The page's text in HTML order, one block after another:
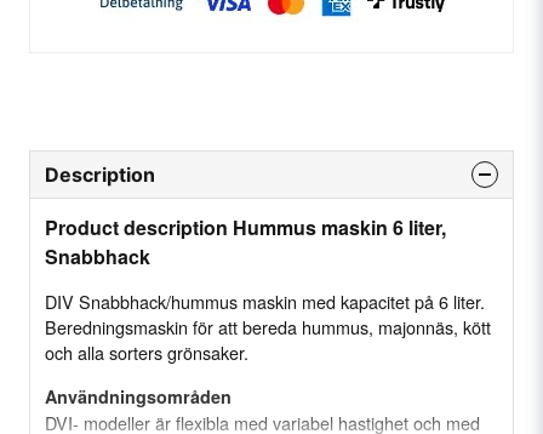
Description
Product description Hummus maskin 6 liter,
Snabbhack
DIV Snabbhack/hummus maskin med kapacitet på 6 liter.
Beredningsmaskin för att bereda hummus, majonnäs, kött
och alla sorters grönsaker.
Användningsområden
DVI- modeller är flexibla med variabel hastighet och med